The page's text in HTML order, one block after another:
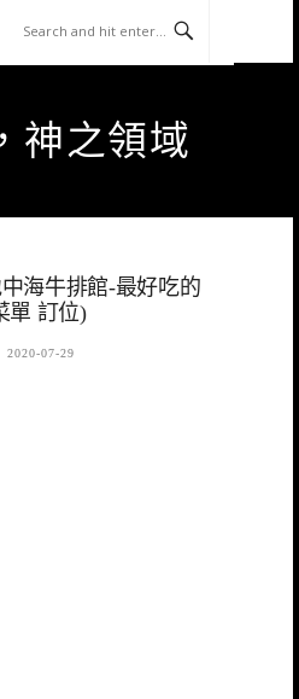
神之領域
海牛排館-最好吃的
單 訂位)
2020-07-29